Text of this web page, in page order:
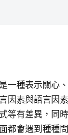
一種表示關心
因素與語言因
等有差異，同
都會遇到種種